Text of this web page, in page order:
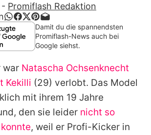
App runterladen
Team
Richtlinien
Impressum
- Promiflash Redaktion
Damit du die spannendsten
Promiflash-News auch bei
Google siehst.
war Natascha Ochsenknecht
Kekilli (29) verlobt. Das Model
mit ihrem 19 Jahre
den sie leider nicht so
, weil er Profi-Kicker in